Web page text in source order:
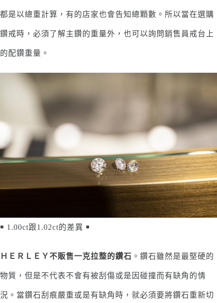
都是以總重計算，有的店家也會告知總顆數。所以當在選購
鑽戒時，必須了解主鑽的重量外，也可以詢問銷售員戒台上
的配鑽重量。
￭ 1.00ct跟1.02ct的差異 ￭
ＨＥＲＬＥＹ不販售一克拉整的鑽石 。鑽石雖然是最堅硬的
物質，但是不代表不會有被刮傷或是因碰撞而有缺角的情
況。當鑽石刮痕嚴重或是有缺角時，就必須要將鑽石重新切